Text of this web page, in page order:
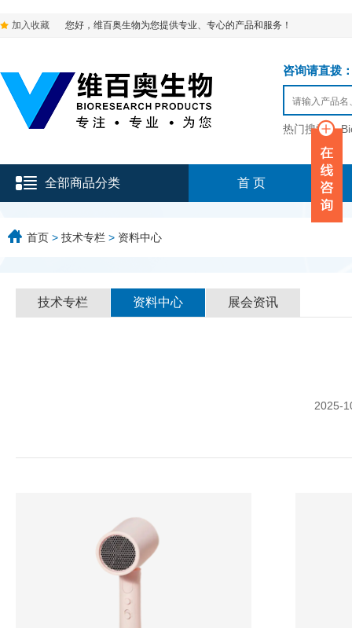
加入收藏 您好，维百奥生物为您提供专业、专心的产品和服务！
咨询请直拨
热门搜索：
全部商品分类 首 页
首页 > 技术专栏 > 资料中心
技术专栏 资料中心 展会资讯
2025-